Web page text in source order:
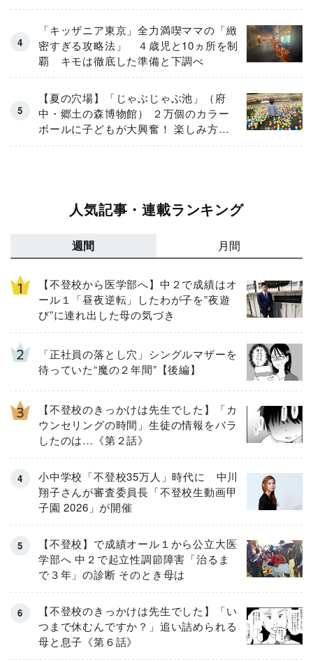
「キッザニア東京」全力満喫ママの「緻
密すぎる攻略法」 ４歳児と10ヵ所を制
覇 キモは徹底した準備と下調べ
【夏の穴場】「じゃぶじゃぶ池」（府
中・郷土の森博物館） ２万個のカラー
ボールに子どもが大興奮！ 楽しみ方と
注意点をルポ
人気記事・連載ランキング
週間 月間
【不登校から医学部へ】中２で成績はオ
ール１「昼夜逆転」したわが子を”夜遊
び”に連れ出した母の気づき
「正社員の落とし穴」シングルマザーを
待っていた“魔の２年間”【後編】
【不登校のきっかけは先生でした】「カ
ウンセリングの時間」生徒の情報をバラ
したのは…《第２話》
小中学校「不登校35万人」時代に 中川
翔子さんが審査委員長「不登校生動画甲
子園 2026」が開催
【不登校】で成績オール１から公立大医
学部へ 中２で起立性調節障害「治るま
で３年」の診断 そのとき母は
【不登校のきっかけは先生でした】「い
つまで休むんですか？」追い詰められる
母と息子《第６話》